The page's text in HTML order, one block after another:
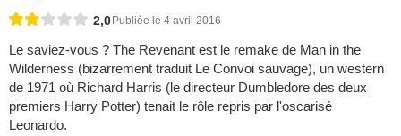
2,0 Publiée le 4 avril 2016
Le saviez-vous ? The Revenant est le remake de Man in the
Wilderness (bizarrement traduit Le Convoi sauvage), un western
de 1971 où Richard Harris (le directeur Dumbledore des deux
premiers Harry Potter) tenait le rôle repris par l'oscarisé
Leonardo.